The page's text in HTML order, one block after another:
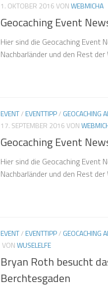
1. OKTOBER 2016VONWEBMICHA
Geocaching Event
Hier sind die Geocaching Event
Nachbarländer und den Rest der
EVENT/EVENTTIPP/ GEOCACHING
17. SEPTEMBER 2016VON
Geocaching Event
Hier sind die Geocaching Event
Nachbarländer und den Rest der
EVENT/EVENTTIPP/ GEOCACHING
VONWUSELELFE
Bryan Roth besucht
Berchtesgaden